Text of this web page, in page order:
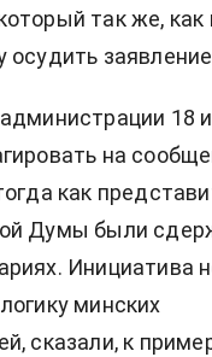
так же, как
осудить
18
на
как
Думы были
Инициатива
минских
сказали, к